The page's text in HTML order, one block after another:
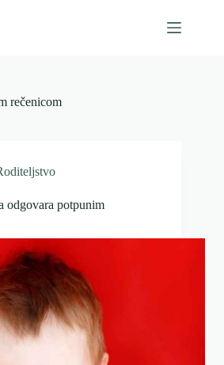
rečenicom
odgovara potpunim